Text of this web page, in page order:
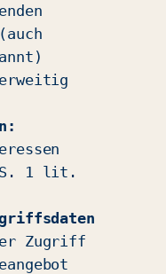
S. 1 lit.
Zugriff